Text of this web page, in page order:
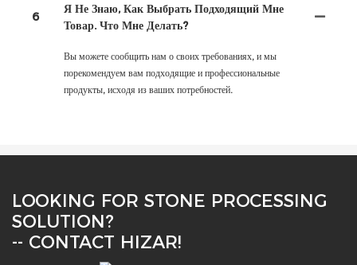
6
Я Не Знаю, Как Выбрать Подходящий Мне
Товар. Что Мне Делать?
Вы можете сообщить нам о своих требованиях, и мы
порекомендуем вам подходящие и профессиональные
продукты, исходя из ваших потребностей.
LOOKING FOR STONE PROCESSING
SOLUTION?
-- CONTACT HIZAR!